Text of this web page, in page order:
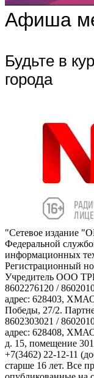
Афиша
Будьте в
города
"Сетевое издание
Федеральной
информационных
Регистрационный
Учредитель ООО
8602276120 /
адрес: 628403,
Победы, 27/2.
8602303021 /
адрес: 628408,
д. 15, помещение
+7(3462) 22-12-11
старше 16 лет. Все